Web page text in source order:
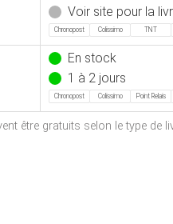
Voir site pour la
Chronopost Colissimo TNT
En stock
1 à 2 jours
Chronopost Colissimo Point Relais
être gratuits selon le type